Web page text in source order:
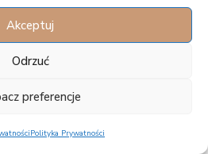
Akceptuj
Odrzuć
preferencje
Polityka Prywatności
99,00zł